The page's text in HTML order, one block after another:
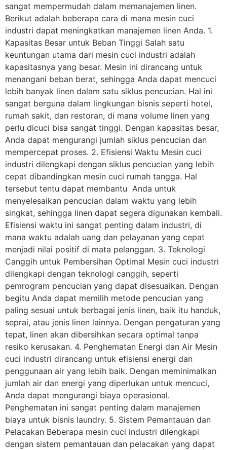
sangat mempermudah dalam memanajemen linen.
Berikut adalah beberapa cara di mana mesin cuci
industri dapat meningkatkan manajemen linen Anda. 1.
Kapasitas Besar untuk Beban Tinggi Salah satu
keuntungan utama dari mesin cuci industri adalah
kapasitasnya yang besar. Mesin ini dirancang untuk
menangani beban berat, sehingga Anda dapat mencuci
lebih banyak linen dalam satu siklus pencucian. Hal ini
sangat berguna dalam lingkungan bisnis seperti hotel,
rumah sakit, dan restoran, di mana volume linen yang
perlu dicuci bisa sangat tinggi. Dengan kapasitas besar,
Anda dapat mengurangi jumlah siklus pencucian dan
mempercepat proses. 2. Efisiensi Waktu Mesin cuci
industri dilengkapi dengan siklus pencucian yang lebih
cepat dibandingkan mesin cuci rumah tangga. Hal
tersebut tentu dapat membantu Anda untuk
menyelesaikan pencucian dalam waktu yang lebih
singkat, sehingga linen dapat segera digunakan kembali.
Efisiensi waktu ini sangat penting dalam industri, di
mana waktu adalah uang dan pelayanan yang cepat
menjadi nilai positif di mata pelanggan. 3. Teknologi
Canggih untuk Pembersihan Optimal Mesin cuci industri
dilengkapi dengan teknologi canggih, seperti
pemrogram pencucian yang dapat disesuaikan. Dengan
begitu Anda dapat memilih metode pencucian yang
paling sesuai untuk berbagai jenis linen, baik itu handuk,
seprai, atau jenis linen lainnya. Dengan pengaturan yang
tepat, linen akan dibersihkan secara optimal tanpa
resiko kerusakan. 4. Penghematan Energi dan Air Mesin
cuci industri dirancang untuk efisiensi energi dan
penggunaan air yang lebih baik. Dengan meminimalkan
jumlah air dan energi yang diperlukan untuk mencuci,
Anda dapat mengurangi biaya operasional.
Penghematan ini sangat penting dalam manajemen
biaya untuk bisnis laundry. 5. Sistem Pemantauan dan
Pelacakan Beberapa mesin cuci industri dilengkapi
dengan sistem pemantauan dan pelacakan yang dapat